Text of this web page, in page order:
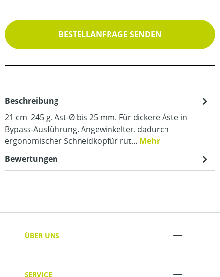
BESTELLANFRAGE SENDEN
Beschreibung
21 cm. 245 g. Ast-Ø bis 25 mm. Für dickere Äste in
Bypass-Ausführung. Angewinkelter. dadurch
ergonomischer Schneidkopfür rut… Mehr
Bewertungen
ÜBER UNS
SERVICE